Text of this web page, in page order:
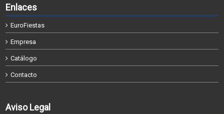
Enlaces
EuroFiestas
Empresa
Catálogo
Contacto
Aviso Legal